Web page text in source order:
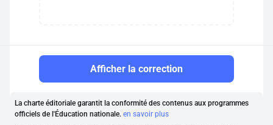
Afficher la correction
La charte éditoriale garantit la conformité des contenus aux programmes
officiels de l'Éducation nationale. en savoir plus